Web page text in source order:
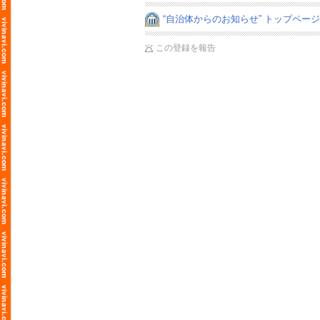
“自治体からのお知らせ” トップペー
この登録を報告